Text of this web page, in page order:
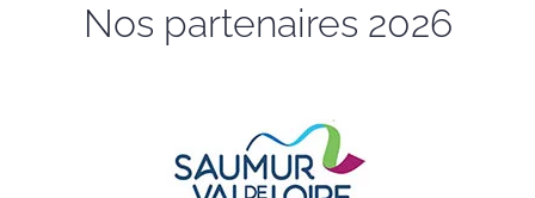
Nos partenaires 2026